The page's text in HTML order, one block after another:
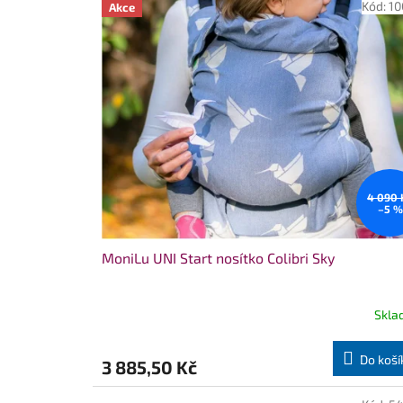
p
Akce
4 090
–5 %
MoniLu UNI Start nosítko Colibri Sky
3 885,50 Kč Do
Kód: